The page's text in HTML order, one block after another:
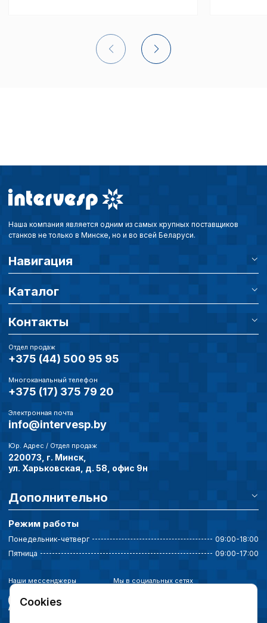
Наша компания является одним из самых крупных поставщиков
станков не только в Минске, но и во всей Беларуси.
Навигация
Каталог
Контакты
Отдел продаж
+375 (44) 500 95 95
Многоканальный телефон
+375 (17) 375 79 20
Электронная почта
info@intervesp.by
Юр. Адрес / Отдел продаж
220073, г. Минск,
ул. Харьковская, д. 58, офис 9н
Дополнительно
Режим работы
Понедельник-четверг
09:00-18:00
Пятница
09:00-17:00
Наши мессенджеры Мы в социальных сетях
Cookies